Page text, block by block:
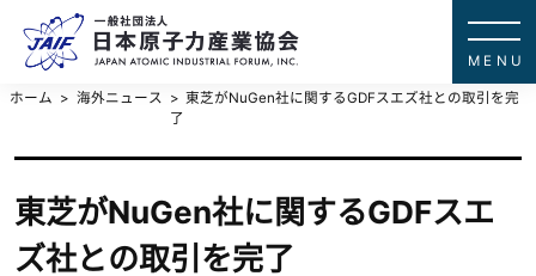
ホーム 海外ニュース
東芝がNuGen社に関するGDFスエズ社との取引を完
了
東芝がNuGen社に関するGDFスエ
ズ社との取引を完了